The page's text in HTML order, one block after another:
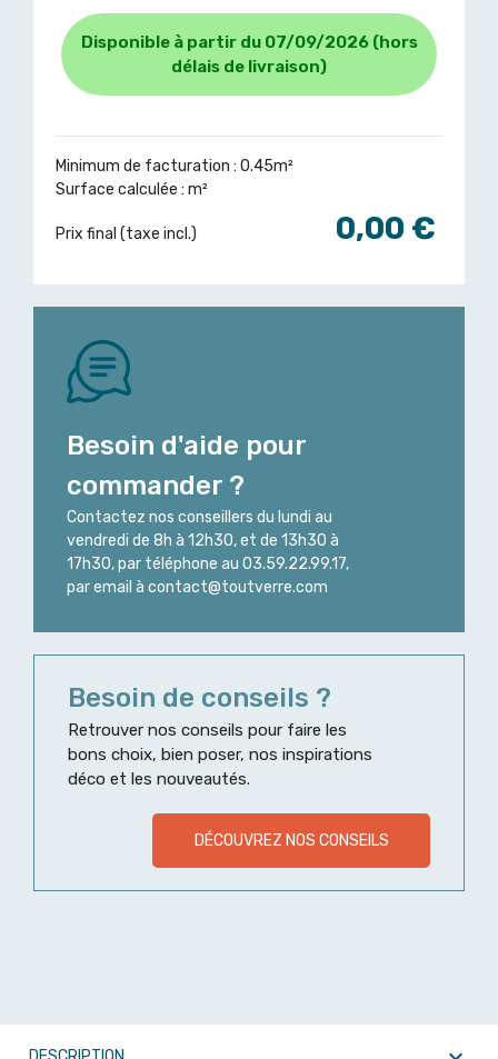
Disponible à partir du 07/09/2026 (hors
délais de livraison)
Minimum de facturation : 0.45m²
Surface calculée : m²
Prix final (taxe incl.) 0,00 €
Besoin d'aide pour
commander ?
Contactez nos conseillers du lundi au
vendredi de 8h à 12h30, et de 13h30 à
17h30, par téléphone au 03.59.22.99.17,
par email à contact@toutverre.com
Besoin de conseils ?
Retrouver nos conseils pour faire les
bons choix, bien poser, nos inspirations
déco et les nouveautés.
DÉCOUVREZ NOS CONSEILS